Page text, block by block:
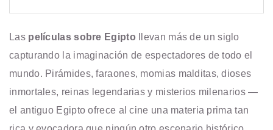
Las películas sobre Egipto llevan más de un siglo
capturando la imaginación de espectadores de todo el
mundo. Pirámides, faraones, momias malditas, dioses
inmortales, reinas legendarias y misterios milenarios —
el antiguo Egipto ofrece al cine una materia prima tan